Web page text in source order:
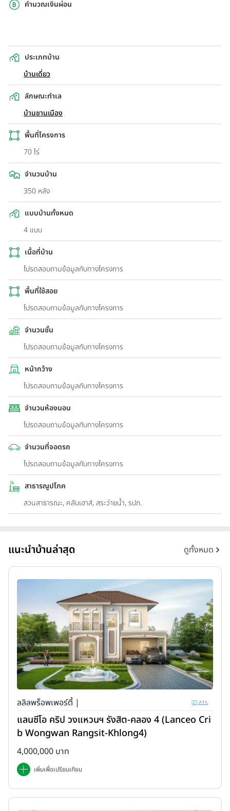
คำนวณเงินผ่อน
ประเภทบ้าน
บ้านเดี่ยว
ลักษณะทำเล
บ้านชานเมือง
พื้นที่โครงการ
70 ไร่
จำนวนบ้าน
350 หลัง
แบบบ้านทั้งหมด
4 แบบ
เนื้อที่บ้าน
โปรดสอบถามข้อมูลกับทางโครงการ
พื้นที่ใช้สอย
โปรดสอบถามข้อมูลกับทางโครงการ
จำนวนชั้น
โปรดสอบถามข้อมูลกับทางโครงการ
หน้ากว้าง
โปรดสอบถามข้อมูลกับทางโครงการ
จำนวนห้องนอน
โปรดสอบถามข้อมูลกับทางโครงการ
จำนวนที่จอดรถ
โปรดสอบถามข้อมูลกับทางโครงการ
สาธารณูปโภค
สวนสาธารณะ, คลับเฮาส์, สระว่ายน้ำ, รปภ.
แนะนำบ้านล่าสุด ดูทั้งหมด
ลลิลพร็อพเพอร์ตี้ |
แลนซีโอ คริป วงแหวนฯ รังสิต-คลอง 4 (Lanceo Cri
b Wongwan Rangsit-Khlong4)
4,000,000 บาท
เพิ่มเพื่อเปรียบเทียบ